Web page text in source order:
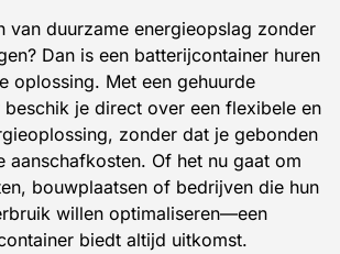
van duurzame energieopslag zonder
Dan is een batterijcontainer huren
oplossing. Met een gehuurde
je direct over een flexibele en
zonder dat je gebonden
aanschafkosten. Of het nu gaat om
bouwplaatsen of bedrijven die hun
willen optimaliseren—een
biedt altijd uitkomst.